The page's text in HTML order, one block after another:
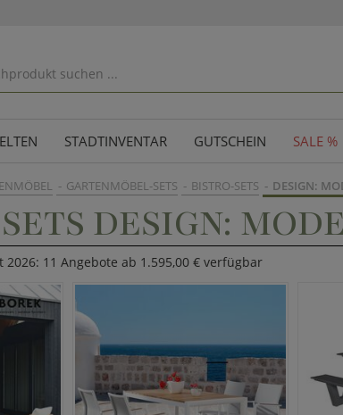
STADTINVENTAR GUTSCHEIN SALE %
GARTENMÖBEL-SETS BISTRO-SETS DESIGN:
DESIGN:
11 Angebote ab 1.595,00 € verfügbar